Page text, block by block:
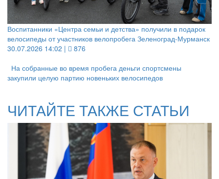
Воспитанники «Центра семьи и детства» получили в подарок
велосипеды от участников велопробега Зеленоград-Мурманск
30.07.2026 14:02 |
876
На собранные во время пробега деньги спортсмены
закупили целую партию новеньких велосипедов
ЧИТАЙТЕ ТАКЖЕ СТАТЬИ